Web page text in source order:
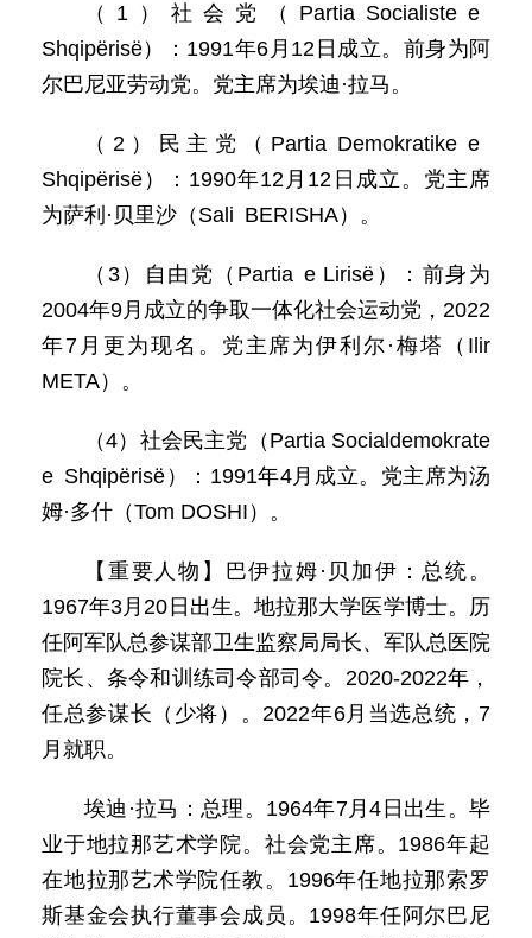
（1）社会党（Partia Socialiste e
Shqipërisë）：1991年6月12日成立。前身为阿
尔巴尼亚劳动党。党主席为埃迪·拉马。
（2）民主党（Partia Demokratike e
Shqipërisë）：1990年12月12日成立。党主席
为萨利·贝里沙（Sali BERISHA）。
（3）自由党（Partia e Lirisë）：前身为
2004年9月成立的争取一体化社会运动党，2022
年7月更为现名。党主席为伊利尔·梅塔（Ilir
META）。
（4）社会民主党（Partia Socialdemokrate
e Shqipërisë）：1991年4月成立。党主席为汤
姆·多什（Tom DOSHI）。
【重要人物】巴伊拉姆·贝加伊：总统。
1967年3月20日出生。地拉那大学医学博士。历
任阿军队总参谋部卫生监察局局长、军队总医院
院长、条令和训练司令部司令。2020-2022年，
任总参谋长（少将）。2022年6月当选总统，7
月就职。
埃迪·拉马：总理。1964年7月4日出生。毕
业于地拉那艺术学院。社会党主席。1986年起
在地拉那艺术学院任教。1996年任地拉那索罗
斯基金会执行董事会成员。1998年任阿尔巴尼